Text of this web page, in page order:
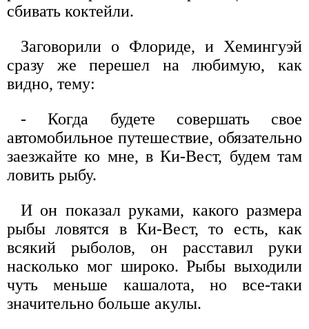
сбивать коктейли.
Заговорили о Флориде, и Хемингуэй
сразу же перешел на любимую, как
видно, тему:
- Когда будете совершать свое
автомобильное путешествие, обязательно
заезжайте ко мне, в Ки-Вест, будем там
ловить рыбу.
И он показал руками, какого размера
рыбы ловятся в Ки-Вест, то есть, как
всякий рыболов, он расставил руки
насколько мог широко. Рыбы выходили
чуть меньше кашалота, но все-таки
значительно больше акулы.